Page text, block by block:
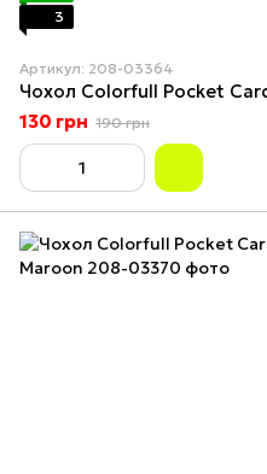
3
Артикул: 208-03364
130 грн 190 грн